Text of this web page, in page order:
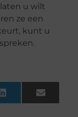
u wilt
ze een
kunt u
LinkedIn Email